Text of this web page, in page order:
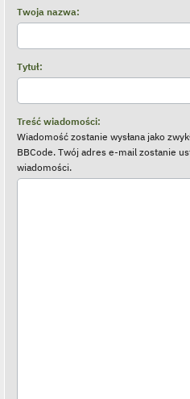
Twoja nazwa:
Tytuł:
Treść wiadomości:
Wiadomość zostanie wysłana jako
BBCode. Twój adres e-mail zostanie
wiadomości.